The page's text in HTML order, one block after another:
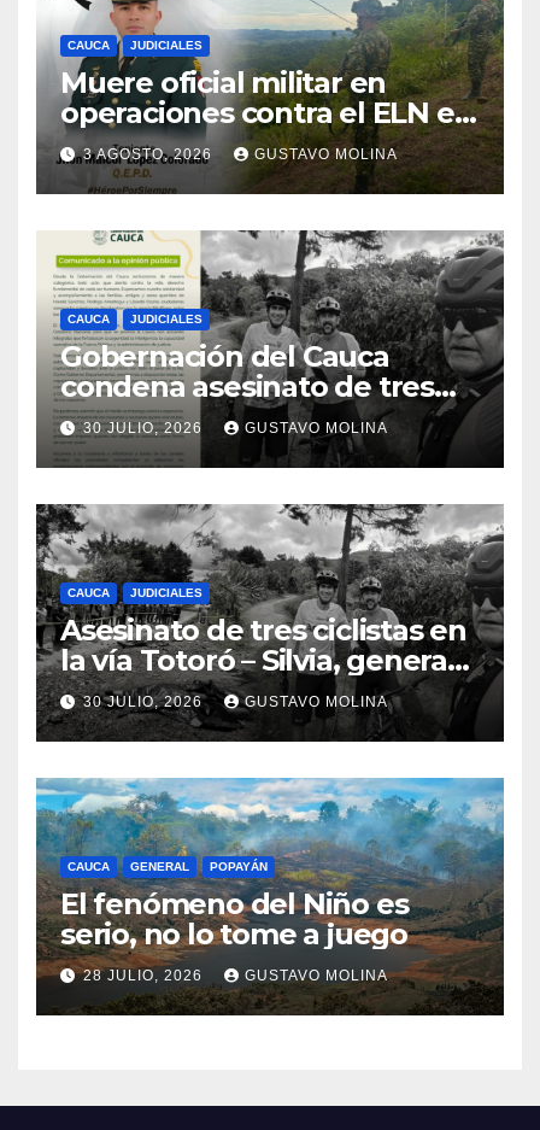
CAUCA JUDICIALES
Muere oficial militar en
operaciones contra el ELN en
el sur del Cauca
3 AGOSTO, 2026 GUSTAVO MOLINA
CAUCA JUDICIALES
Gobernación del Cauca
condena asesinato de tres
ciudadanos y exige medidas
urgentes al Gobierno
Nacional
30 JULIO, 2026 GUSTAVO MOLINA
CAUCA JUDICIALES
Asesinato de tres ciclistas en
la vía Totoró – Silvia, genera
consternación en el Cauca
30 JULIO, 2026 GUSTAVO MOLINA
CAUCA GENERAL POPAYÁN
El fenómeno del Niño es
serio, no lo tome a juego
28 JULIO, 2026 GUSTAVO MOLINA